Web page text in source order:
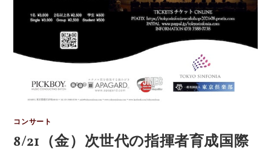
コンサート
8/21（金）次世代の指揮者育成国際